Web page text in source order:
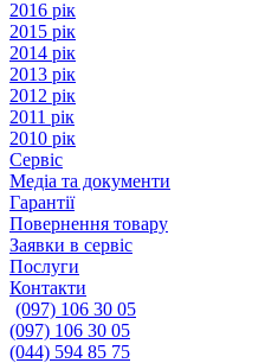
2016 рік
2015 рік
2014 рік
2013 рік
2012 рік
2011 рік
2010 рік
Сервіс
Медіа та документи
Гарантії
Повернення товару
Заявки в сервіс
Послуги
Контакти
(097) 106 30 05
(097) 106 30 05
(044) 594 85 75